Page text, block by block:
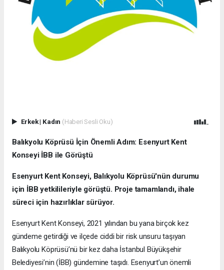
Erkek| Kadın (Haberi Sesli Oku)
Balıkyolu Köprüsü İçin Önemli Adım: Esenyurt Kent
Konseyi İBB ile Görüştü
Esenyurt Kent Konseyi, Balıkyolu Köprüsü'nün durumu
için İBB yetkilileriyle görüştü. Proje tamamlandı, ihale
süreci için hazırlıklar sürüyor.
Esenyurt Kent Konseyi, 2021 yılından bu yana birçok kez
gündeme getirdiği ve ilçede ciddi bir risk unsuru taşıyan
Balıkyolu Köprüsü’nü bir kez daha İstanbul Büyükşehir
Belediyesi’nin (İBB) gündemine taşıdı. Esenyurt’un önemli